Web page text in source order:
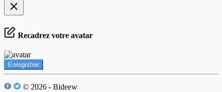
Recadrez votre avatar
Enregistrer
© 2026 - Bideew